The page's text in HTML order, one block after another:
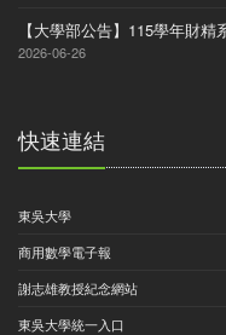
【大學部公告】115學年財
2026-06-26
快速連結
東吳大學
商用數學電子報
謝志雄教授紀念網站
東吳大學統一入口